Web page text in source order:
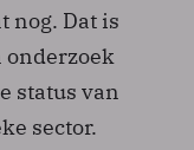
nog. Dat is
onderzoek
status van
sector.